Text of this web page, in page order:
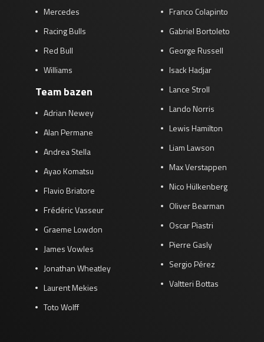
Mercedes
Racing Bulls
Red Bull
Williams
Team bazen
Adrian Newey
Alan Permane
Andrea Stella
Ayao Komatsu
Flavio Briatore
Frédéric Vasseur
Graeme Lowdon
James Vowles
Jonathan Wheatley
Laurent Mekies
Toto Wolff
Franco Colapinto
Gabriel Bortoleto
George Russell
Isack Hadjar
Lance Stroll
Lando Norris
Lewis Hamilton
Liam Lawson
Max Verstappen
Nico Hülkenberg
Oliver Bearman
Oscar Piastri
Pierre Gasly
Sergio Pérez
Valtteri Bottas